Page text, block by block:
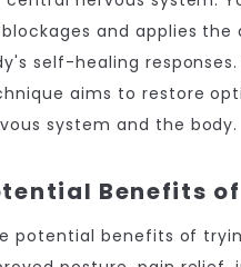
and applies
self-healing
aims to restore
system and the body.
Benefits
potential benefits of